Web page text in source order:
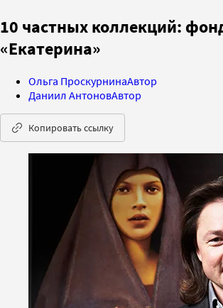
10 частных коллекций:
«Екатерина»
Ольга ПроскурнинаАвтор
Даниил АнтоновАвтор
Копировать ссылку